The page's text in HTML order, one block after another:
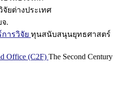
ยต่างประเทศ
.
ารวิจัย ทุนสนับสนุนยุทธศาสตร์
Office (C2F) The Second Century